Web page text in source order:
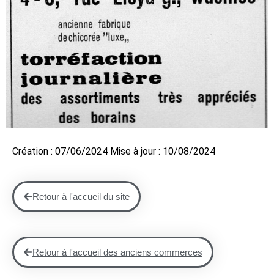
Création : 07/06/2024 Mise à jour : 10/08/2024
Retour à l'accueil du site
Retour à l'accueil des anciens commerces